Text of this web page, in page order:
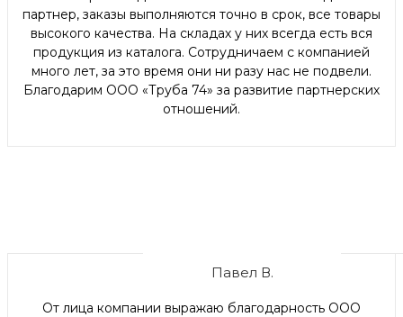
партнер, заказы выполняются точно в срок, все товары
высокого качества. На складах у них всегда есть вся
продукция из каталога. Сотрудничаем с компанией
много лет, за это время они ни разу нас не подвели.
Благодарим ООО «Труба 74» за развитие партнерских
отношений.
Павел В.
От лица компании выражаю благодарность ООО